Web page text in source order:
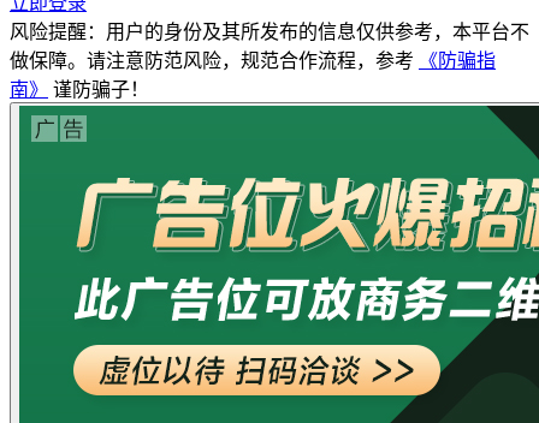
风险提醒：用户的身份及其所发布的信息仅供参考，本平台不
做保障。请注意防范风险，规范合作流程，参考
《防骗指
南》
谨防骗子！